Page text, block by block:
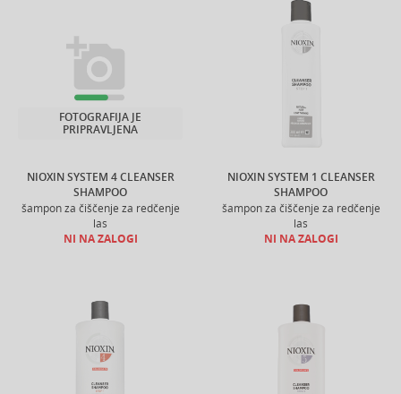
NIOXIN SYSTEM 4 CLEANSER
SHAMPOO
šampon za čiščenje za redčenje
las
FOTOGRAFIJA JE
PRIPRAVLJENA
NI NA ZALOGI
NIOXIN SYSTEM 1 CLEANSER
SHAMPOO
šampon za čiščenje za redčenje
las
NI NA ZALOGI